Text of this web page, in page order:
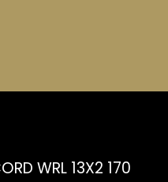
WRL 13X2 170